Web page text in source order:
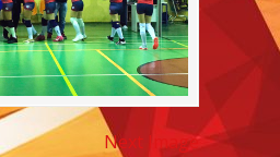
Next Image